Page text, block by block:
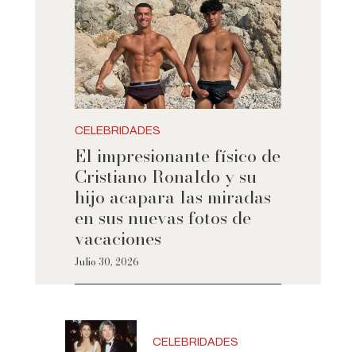
CELEBRIDADES
El impresionante físico de
Cristiano Ronaldo y su
hijo acapara las miradas
en sus nuevas fotos de
vacaciones
Julio 30, 2026
CELEBRIDADES